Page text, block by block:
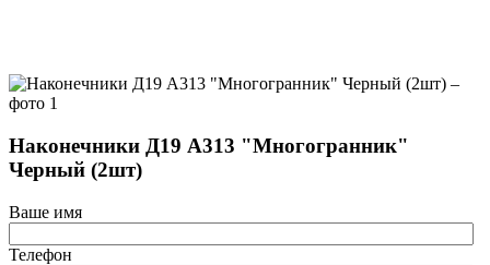
Наконечники Д19 А313 "Многогранник"
Черный (2шт)
Ваше имя
Телефон